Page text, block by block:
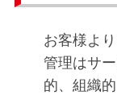
お客様よ
管理はサ
的、組織